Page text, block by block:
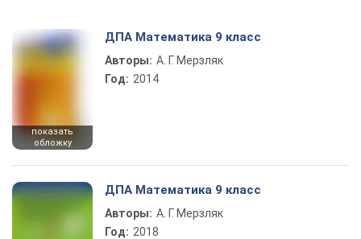
показать
обложку
ДПА Математика 9 класс
Авторы: А. Г. Мерзляк
Год: 2014
ДПА Математика 9 класс
Авторы: А. Г. Мерзляк
Год: 2018